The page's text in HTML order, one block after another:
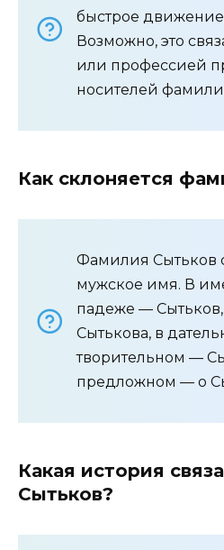
быстрое движение,
Возможно, это
или профессией
носителей
Как склоняется
Фамилия Сытьков
мужское имя. В
падеже —
Сытькова, в
творительном —
предложном — о
Какая история
Сытьков?